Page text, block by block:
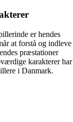
er hendes
at forstå og indleve
præstationer
karakterer har
i Danmark.